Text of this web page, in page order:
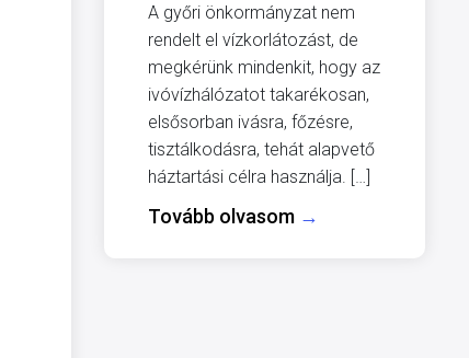
A győri önkormányzat nem
rendelt el vízkorlátozást, de
megkérünk mindenkit, hogy az
ivóvízhálózatot takarékosan,
elsősorban ivásra, főzésre,
tisztálkodásra, tehát alapvető
háztartási célra használja. […]
Tovább olvasom →